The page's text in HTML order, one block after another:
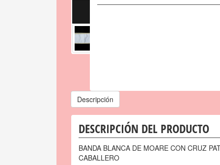
Descripción
DESCRIPCIÓN DEL PRODUCTO
BANDA BLANCA DE MOARE CON CRUZ
CABALLERO